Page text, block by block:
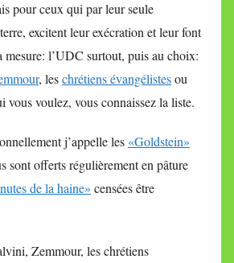
pour ceux qui par leur seule
excitent leur exécration et leur font
mesure: l’UDC surtout, puis au choix:
, leschrétiens évangélistesou
vous voulez, vous connaissez la liste.
j’appelle les «Goldstein»
sont offerts régulièrement en pâture
de la haine» censées être
Zemmour, les chrétiens